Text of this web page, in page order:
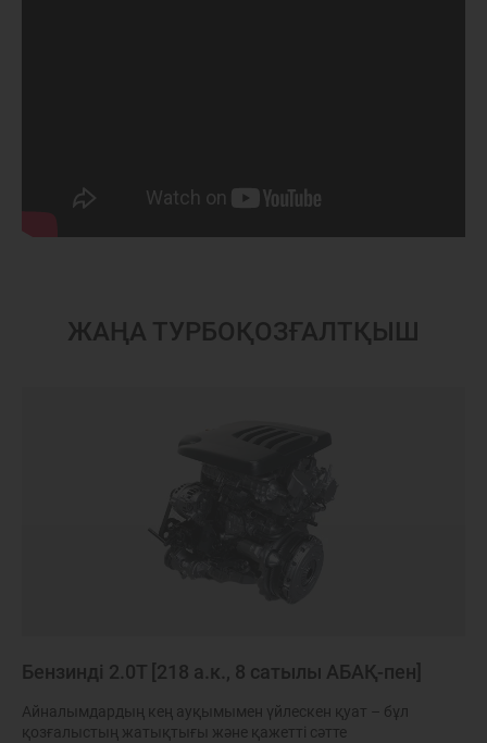
ЖАҢА ТУРБОҚОЗҒАЛТҚЫШ
Бензинді 2.0Т [218 а.к., 8 сатылы АБАҚ-пен]
Айналымдардың кең ауқымымен үйлескен қуат – бұл
қозғалыстың жатықтығы және қажетті сәтте